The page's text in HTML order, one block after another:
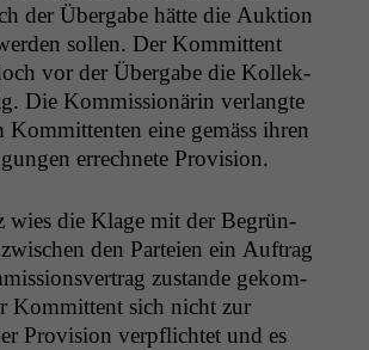
der Über­gabe hätte die Auk­tion
sollen. Der Kom­mit­tent
vor der Über­gabe die Kollek­
Die Kom­mis­sionärin ver­langte
eine gemäss ihren
errech­nete Provision.
wies die Klage mit der Begrün­
den Parteien ein Auf­trag
zus­tande gekom­
Kom­mit­tent sich nicht zur
Pro­vi­sion verpflichtet und es